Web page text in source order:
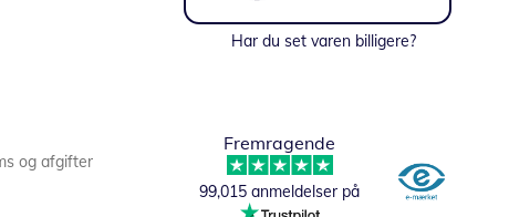
Har du set varen billigere?
og afgifter
Fremragende
99,015 anmeldelser på